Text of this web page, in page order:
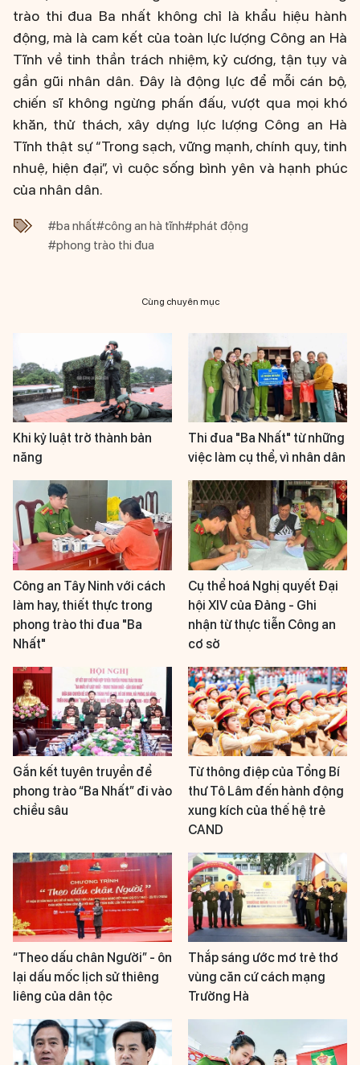
trào thi đua Ba nhất không chỉ là khẩu hiệu hành
động, mà là cam kết của toàn lực lượng Công an Hà
Tĩnh về tinh thần trách nhiệm, kỷ cương, tận tụy và
gần gũi nhân dân. Đây là động lực để mỗi cán bộ,
chiến sĩ không ngừng phấn đấu, vượt qua mọi khó
khăn, thử thách, xây dựng lực lượng Công an Hà
Tĩnh thật sự “Trong sạch, vững mạnh, chính quy, tinh
nhuệ, hiện đại”, vì cuộc sống bình yên và hạnh phúc
của nhân dân.
#ba nhất#công an hà tĩnh#phát động
#phong trào thi đua
Cùng chuyên mục
Khi kỷ luật trở thành bản
năng
Thi đua "Ba Nhất" từ những
việc làm cụ thể, vì nhân dân
Công an Tây Ninh với cách
làm hay, thiết thực trong
phong trào thi đua "Ba
Nhất"
Cụ thể hoá Nghị quyết Đại
hội XIV của Đảng - Ghi
nhận từ thực tiễn Công an
cơ sở
Gắn kết tuyên truyền để
phong trào “Ba Nhất” đi vào
chiều sâu
Từ thông điệp của Tổng Bí
thư Tô Lâm đến hành động
xung kích của thế hệ trẻ
CAND
“Theo dấu chân Người” - ôn
lại dấu mốc lịch sử thiêng
liêng của dân tộc
Thắp sáng ước mơ trẻ thơ
vùng căn cứ cách mạng
Trường Hà